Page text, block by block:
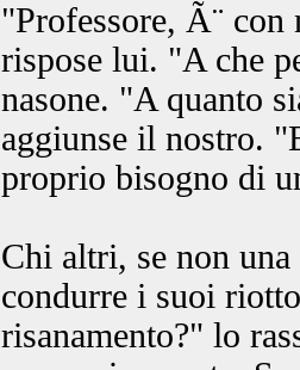
"Professore, Ã¨
rispose lui. "A che
nasone. "A quanto
aggiunse il nostro.
proprio bisogno di
Chi altri, se non
condurre i suoi
risanamento?" lo